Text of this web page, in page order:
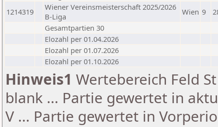
1214319
Wiener Vereinsmeisterschaft 2025/2026
B-Liga
Wien 9
Gesamtpartien 30
Elozahl per 01.04.2026
Elozahl per 01.07.2026
Elozahl per 01.10.2026
Hinweis1 Wertebereich Feld
blank ... Partie gewertet in
V ... Partie gewertet in